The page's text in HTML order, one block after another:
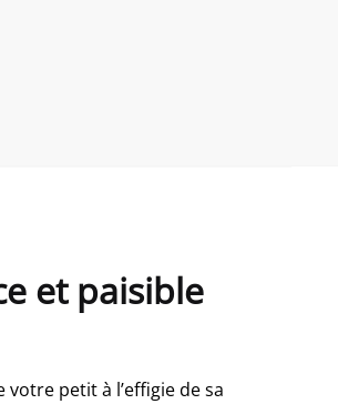
et paisible
petit à l’effigie de sa